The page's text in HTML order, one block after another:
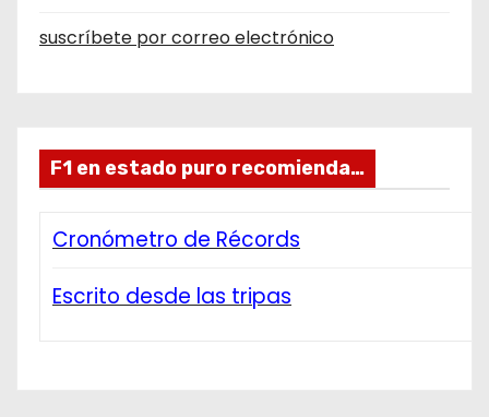
suscríbete por correo electrónico
F1 en estado puro recomienda…
Cronómetro de Récords
Escrito desde las tripas